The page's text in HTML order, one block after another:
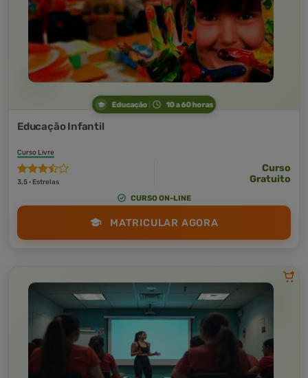
Educação 10 a 60 horas
Educação Infantil
Curso Livre
3,5 · Estrelas
Curso
Gratuito
CURSO ON-LINE
MATRICULAR AGORA